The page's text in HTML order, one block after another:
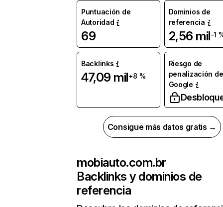
Puntuación de
Autoridad
69
Dominios de
referencia
2,56 mil-1
Backlinks
47,09 mil+8 %
Riesgo de
penalización de
Google
Consigue más datos gratis →
mobiauto.com.br
Backlinks y dominios de
referencia